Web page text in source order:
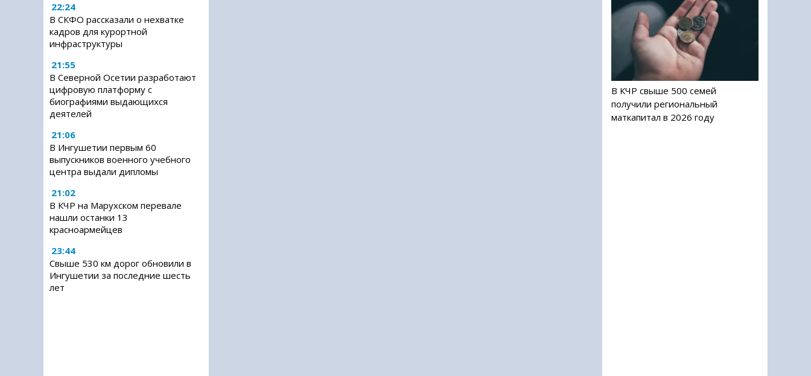
22:24
В СКФО рассказали о нехватке
кадров для курортной
инфраструктуры
21:55
В Северной Осетии разработают
цифровую платформу с
биографиями выдающихся
деятелей
21:06
В Ингушетии первым 60
выпускников военного учебного
центра выдали дипломы
21:02
В КЧР на Марухском перевале
нашли останки 13
красноармейцев
23:44
Свыше 530 км дорог обновили в
Ингушетии за последние шесть
лет
В КЧР свыше 500 семей
получили региональный
маткапитал в 2026 году